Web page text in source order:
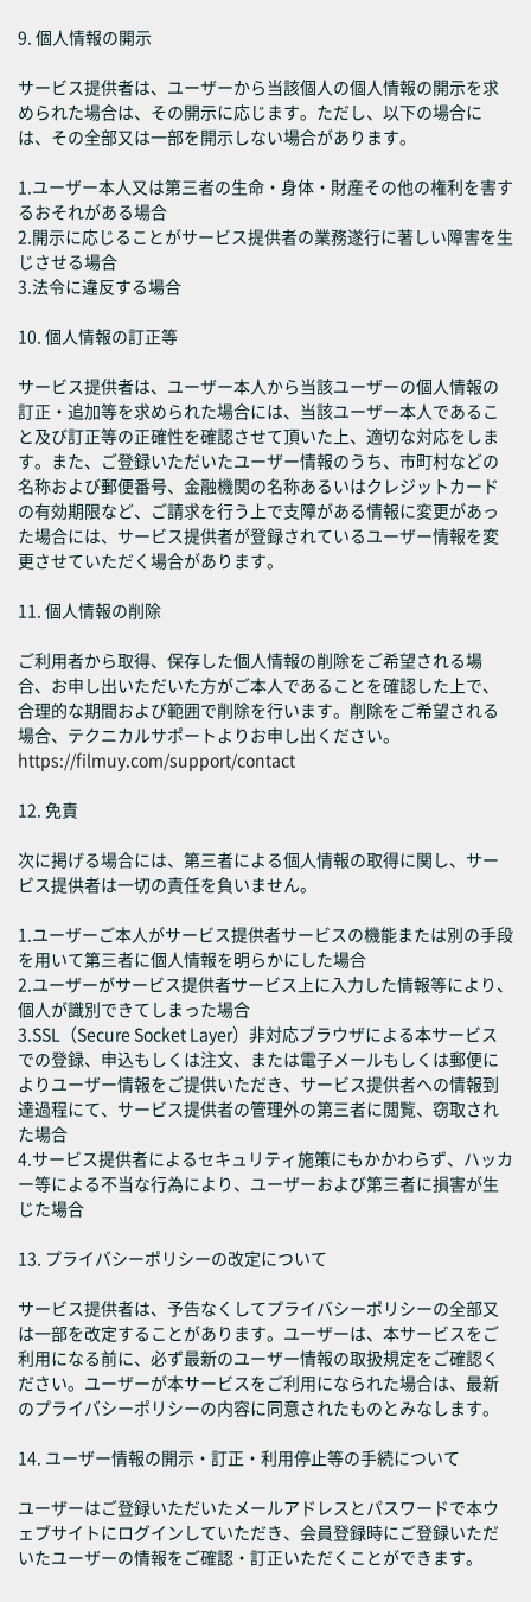
9. 個人情報の開示
サービス提供者は、ユーザーから当該個人の個人情報の開示を求
められた場合は、その開示に応じます。ただし、以下の場合に
は、その全部又は一部を開示しない場合があります。
1.ユーザー本人又は第三者の生命・身体・財産その他の権利を害す
るおそれがある場合
2.開示に応じることがサービス提供者の業務遂行に著しい障害を生
じさせる場合
3.法令に違反する場合
10. 個人情報の訂正等
サービス提供者は、ユーザー本人から当該ユーザーの個人情報の
訂正・追加等を求められた場合には、当該ユーザー本人であるこ
と及び訂正等の正確性を確認させて頂いた上、適切な対応をしま
す。また、ご登録いただいたユーザー情報のうち、市町村などの
名称および郵便番号、金融機関の名称あるいはクレジットカード
の有効期限など、ご請求を行う上で支障がある情報に変更があっ
た場合には、サービス提供者が登録されているユーザー情報を変
更させていただく場合があります。
11. 個人情報の削除
ご利用者から取得、保存した個人情報の削除をご希望される場
合、お申し出いただいた方がご本人であることを確認した上で、
合理的な期間および範囲で削除を行います。削除をご希望される
場合、テクニカルサポートよりお申し出ください。
https://filmuy.com/support/contact
12. 免責
次に掲げる場合には、第三者による個人情報の取得に関し、サー
ビス提供者は一切の責任を負いません。
1.ユーザーご本人がサービス提供者サービスの機能または別の手段
を用いて第三者に個人情報を明らかにした場合
2.ユーザーがサービス提供者サービス上に入力した情報等により、
個人が識別できてしまった場合
3.SSL（Secure Socket Layer）非対応ブラウザによる本サービス
での登録、申込もしくは注文、または電子メールもしくは郵便に
よりユーザー情報をご提供いただき、サービス提供者への情報到
達過程にて、サービス提供者の管理外の第三者に閲覧、窃取され
た場合
4.サービス提供者によるセキュリティ施策にもかかわらず、ハッカ
ー等による不当な行為により、ユーザーおよび第三者に損害が生
じた場合
13. プライバシーポリシーの改定について
サービス提供者は、予告なくしてプライバシーポリシーの全部又
は一部を改定することがあります。ユーザーは、本サービスをご
利用になる前に、必ず最新のユーザー情報の取扱規定をご確認く
ださい。ユーザーが本サービスをご利用になられた場合は、最新
のプライバシーポリシーの内容に同意されたものとみなします。
14. ユーザー情報の開示・訂正・利用停止等の手続について
ユーザーはご登録いただいたメールアドレスとパスワードで本ウ
ェブサイトにログインしていただき、会員登録時にご登録いただ
いたユーザーの情報をご確認・訂正いただくことができます。